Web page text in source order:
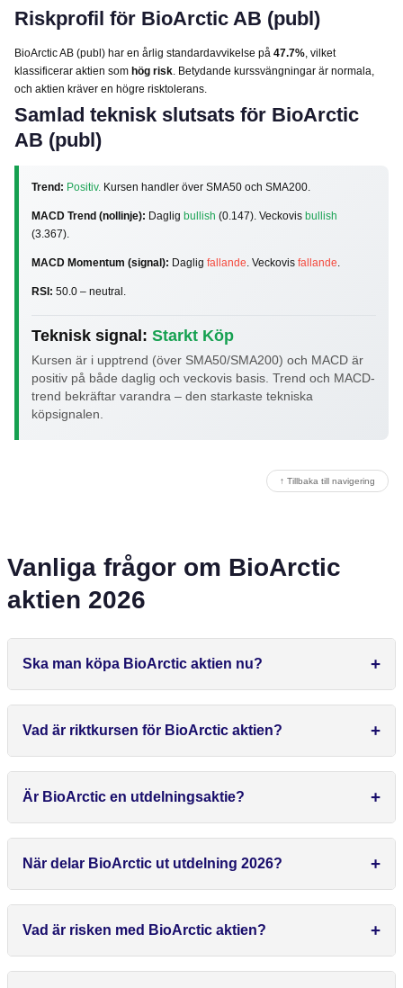
Riskprofil för BioArctic AB (publ)
BioArctic AB (publ) har en årlig standardavvikelse på 47.7%, vilket
klassificerar aktien som hög risk. Betydande kurssvängningar är normala,
och aktien kräver en högre risktolerans.
Samlad teknisk slutsats för BioArctic
AB (publ)
Trend: Positiv. Kursen handler över SMA50 och SMA200.
MACD Trend (nollinje): Daglig bullish (0.147). Veckovis bullish
(3.367).
MACD Momentum (signal): Daglig fallande. Veckovis fallande.
RSI: 50.0 – neutral.
Teknisk signal: Starkt Köp
Kursen är i upptrend (över SMA50/SMA200) och MACD är
positiv på både daglig och veckovis basis. Trend och MACD-
trend bekräftar varandra – den starkaste tekniska
köpsignalen.
↑ Tillbaka till navigering
Vanliga frågor om BioArctic
aktien 2026
Ska man köpa BioArctic aktien nu?
Vad är riktkursen för BioArctic aktien?
Är BioArctic en utdelningsaktie?
När delar BioArctic ut utdelning 2026?
Vad är risken med BioArctic aktien?